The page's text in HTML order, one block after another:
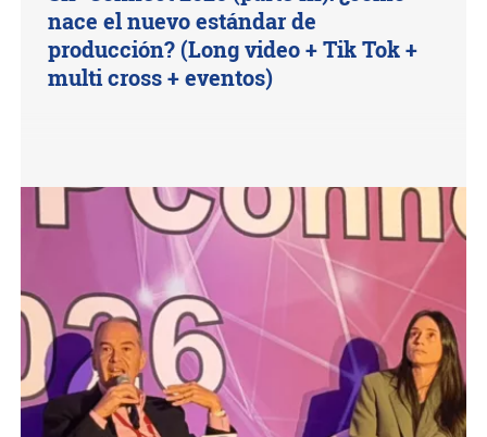
nace el nuevo estándar de
producción? (Long video + Tik Tok +
multi cross + eventos)